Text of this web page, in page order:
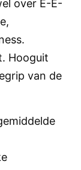
over E-E-
Hooguit
van de